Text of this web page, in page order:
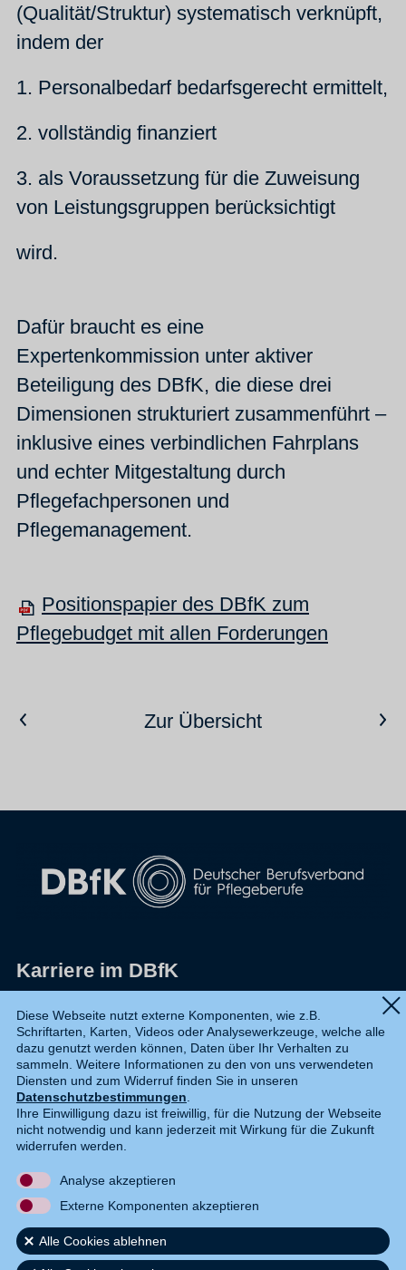
(Qualität/Struktur) systematisch verknüpft,
indem der
1. Personalbedarf bedarfsgerecht ermittelt,
2. vollständig finanziert
3. als Voraussetzung für die Zuweisung
von Leistungsgruppen berücksichtigt
wird.
Dafür braucht es eine
Expertenkommission unter aktiver
Beteiligung des DBfK, die diese drei
Dimensionen strukturiert zusammenführt –
inklusive eines verbindlichen Fahrplans
und echter Mitgestaltung durch
Pflegefachpersonen und
Pflegemanagement.
Positionspapier des DBfK zum
Pflegebudget mit allen Forderungen
Vorheriger ArtikelZur ÜbersichtNächster Artikel
Karriere im DBfK
Datenschutz
Shop
Widerruf
Kontakt
DE EN
Diese Webseite nutzt externe Komponenten, wie z.B.
Schriftarten, Karten, Videos oder Analysewerkzeuge, welche alle
dazu genutzt werden können, Daten über Ihr Verhalten zu
sammeln. Weitere Informationen zu den von uns verwendeten
Diensten und zum Widerruf finden Sie in unseren
Datenschutzbestimmungen.
Ihre Einwilligung dazu ist freiwillig, für die Nutzung der Webseite
nicht notwendig und kann jederzeit mit Wirkung für die Zukunft
widerrufen werden.
Analyse akzeptieren
Externe Komponenten akzeptieren
Alle Cookies ablehnen